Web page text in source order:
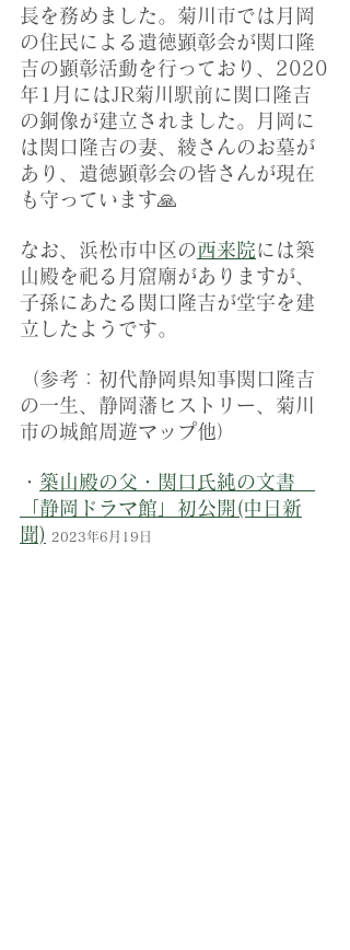
長を務めました。菊川市では月岡
の住民による遺徳顕彰会が関口隆
吉の顕彰活動を行っており、2020
年1月にはJR菊川駅前に関口隆吉
の銅像が建立されました。月岡に
は関口隆吉の妻、綾さんのお墓が
あり、遺徳顕彰会の皆さんが現在
も守っています🙏
なお、浜松市中区の西来院には築
山殿を祀る月窟廟がありますが、
子孫にあたる関口隆吉が堂宇を建
立したようです。
（参考：初代静岡県知事関口隆吉
の一生、静岡藩ヒストリー、菊川
市の城館周遊マップ他）
・ 築山殿の父・関口氏純の文書
「静岡ドラマ館」初公開(中日新
聞)
2023年6月19日